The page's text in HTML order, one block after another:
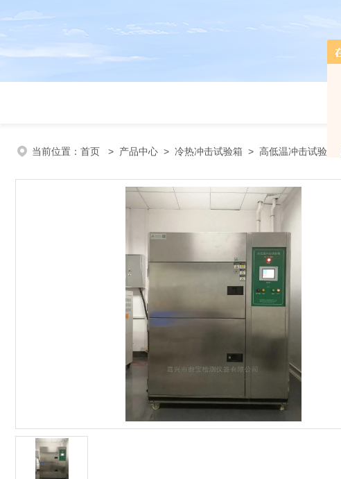
当前位置： 首页 > 产品中心 > 冷热冲击试验箱 > 高低温冲击试验箱